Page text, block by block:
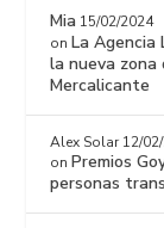
Mia 15/02/2024
on La Agencia
la nueva zona
Mercalicante
Alex Solar 12/
on Premios
personas trans